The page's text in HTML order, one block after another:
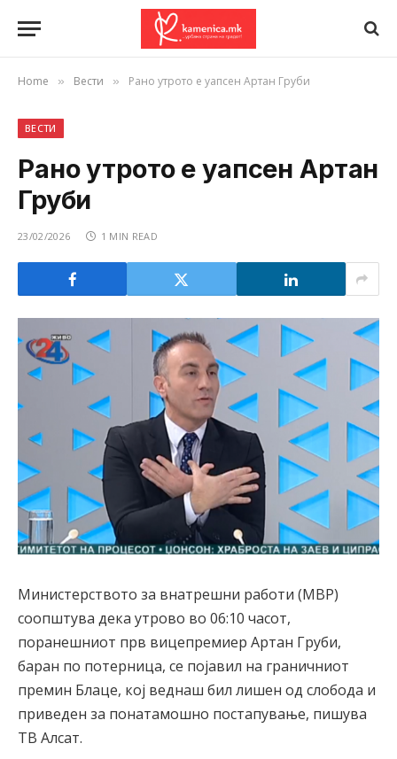
Home » Вести » Рано утрото е уапсен Артан Груби
ВЕСТИ
Рано утрото е уапсен Артан
Груби
23/02/2026 1 MIN READ
Министерството за внатрешни работи (МВР)
соопштува дека утрово во 06:10 часот,
поранешниот прв вицепремиер Артан Груби,
баран по потерница, се појавил на граничниот
премин Блаце, кој веднаш бил лишен од слобода и
приведен за понатамошно постапување, пишува
ТВ Алсат.